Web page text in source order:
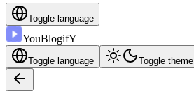
Toggle language
YouBlogifY
Toggle language Toggle theme